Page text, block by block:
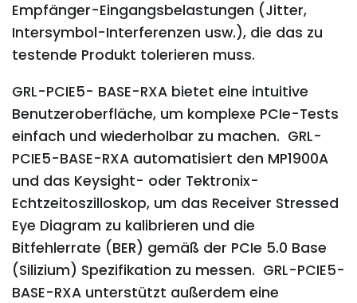
Empfänger-Eingangsbelastungen (Jitter,
Intersymbol-Interferenzen usw.), die das zu
testende Produkt tolerieren muss.
GRL-PCIE5- BASE-RXA bietet eine intuitive
Benutzeroberfläche, um komplexe PCIe-Tests
einfach und wiederholbar zu machen. GRL-
PCIE5-BASE-RXA automatisiert den MP1900A
und das Keysight- oder Tektronix-
Echtzeitoszilloskop, um das Receiver Stressed
Eye Diagram zu kalibrieren und die
Bitfehlerrate (BER) gemäß der PCIe 5.0 Base
(Silizium) Spezifikation zu messen. GRL-PCIE5-
BASE-RXA unterstützt außerdem eine